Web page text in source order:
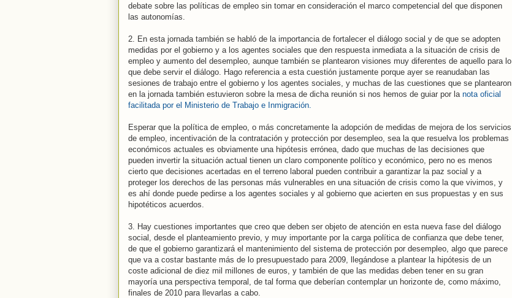
debate sobre las políticas de empleo sin tomar en consideración el marco competencial del que disponen
las autonomías.
2. En esta jornada también se habló de la importancia de fortalecer el diálogo social y de que se adopten
medidas por el gobierno y a los agentes sociales que den respuesta inmediata a la situación de crisis de
empleo y aumento del desempleo, aunque también se plantearon visiones muy diferentes de aquello para lo
que debe servir el diálogo. Hago referencia a esta cuestión justamente porque ayer se reanudaban las
sesiones de trabajo entre el gobierno y los agentes sociales, y muchas de las cuestiones que se plantearon
en la jornada también estuvieron sobre la mesa de dicha reunión si nos hemos de guiar por la nota oficial
facilitada por el Ministerio de Trabajo e Inmigración.
Esperar que la política de empleo, o más concretamente la adopción de medidas de mejora de los servicios
de empleo, incentivación de la contratación y protección por desempleo, sea la que resuelva los problemas
económicos actuales es obviamente una hipótesis errónea, dado que muchas de las decisiones que
pueden invertir la situación actual tienen un claro componente político y económico, pero no es menos
cierto que decisiones acertadas en el terreno laboral pueden contribuir a garantizar la paz social y a
proteger los derechos de las personas más vulnerables en una situación de crisis como la que vivimos, y
es ahí donde puede pedirse a los agentes sociales y al gobierno que acierten en sus propuestas y en sus
hipotéticos acuerdos.
3. Hay cuestiones importantes que creo que deben ser objeto de atención en esta nueva fase del diálogo
social, desde el planteamiento previo, y muy importante por la carga política de confianza que debe tener,
de que el gobierno garantizará el mantenimiento del sistema de protección por desempleo, algo que parece
que va a costar bastante más de lo presupuestado para 2009, llegándose a plantear la hipótesis de un
coste adicional de diez mil millones de euros, y también de que las medidas deben tener en su gran
mayoría una perspectiva temporal, de tal forma que deberían contemplar un horizonte de, como máximo,
finales de 2010 para llevarlas a cabo.